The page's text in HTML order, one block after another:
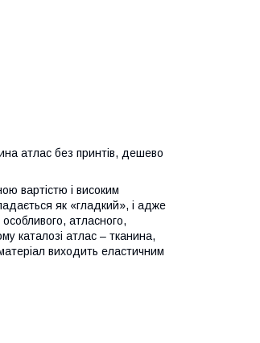
атлас без принтів, дешево
вартістю і високим
як «гладкий», і адже
атласного,
каталозі атлас – тканина,
виходить еластичним